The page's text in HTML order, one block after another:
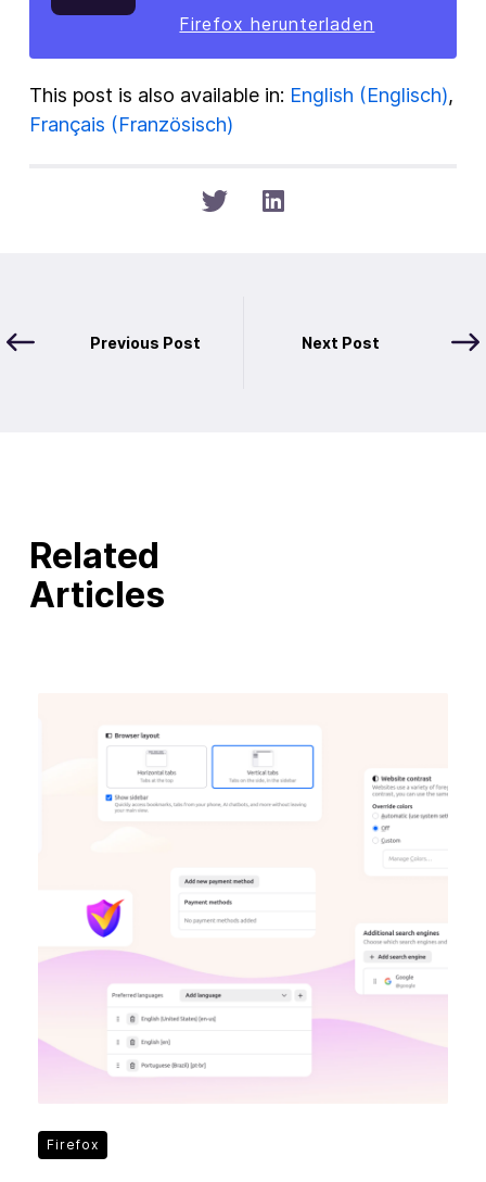
Firefox herunterladen
This post is also available in: English (Englisch)
Français (Französisch)
Previous Post Next Post
Related
Articles
Firefox